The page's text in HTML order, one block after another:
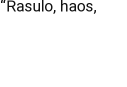
haos,